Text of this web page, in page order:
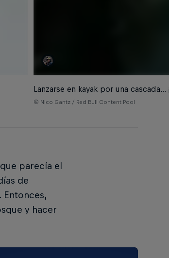
Lanzarse en kayak por una
© Nico Gantz / Red Bull Content Pool
parecía el
de
Entonces,
y hacer